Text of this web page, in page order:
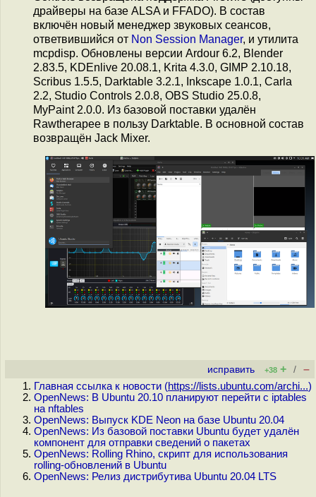
драйверы на базе ALSA и FFADO). В состав
включён новый менеджер звуковых сеансов,
ответвившийся от Non Session Manager, и утилита
mcpdisp. Обновлены версии Ardour 6.2, Blender
2.83.5, KDEnlive 20.08.1, Krita 4.3.0, GIMP 2.10.18,
Scribus 1.5.5, Darktable 3.2.1, Inkscape 1.0.1, Carla
2.2, Studio Controls 2.0.8, OBS Studio 25.0.8,
MyPaint 2.0.0. Из базовой поставки удалён
Rawtherapee в пользу Darktable. В основной состав
возвращён Jack Mixer.
исправить +38 + / –
Главная ссылка к новости (https://lists.ubuntu.com/archi...)
OpenNews: В Ubuntu 20.10 планируют перейти с iptables
на nftables
OpenNews: Выпуск KDE Neon на базе Ubuntu 20.04
OpenNews: Из базовой поставки Ubuntu будет удалён
компонент для отправки сведений о пакетах
OpenNews: Rolling Rhino, скрипт для использования
rolling-обновлений в Ubuntu
OpenNews: Релиз дистрибутива Ubuntu 20.04 LTS